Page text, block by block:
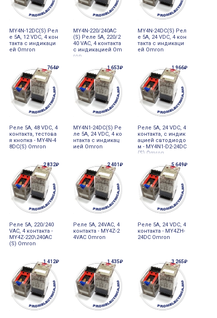
MY4N-12DC(S) Рел
е 5А, 12 VDC, 4 кон
такта с индикаци
ей Omron
MY4N-220/240AC
(S) Реле 5А, 220/2
40 VАС, 4 контакта
с индикацией Om
ron
MY4N-24DC(S) Рел
е 5А, 24 VDC, 4 кон
такта с индикаци
ей Omron
764₽
Реле 5А, 48 VDC, 4
контакта, тестова
я кнопка - MY4N-4
8DC(S) Omron
1 653₽
MY4N1-24DC(S) Ре
ле 5А, 24 VDC, 4 ко
нтакта с индикац
ией Omron
1 966₽
Реле 5А, 24 VDC, 4
контакта, с индик
ацией свтодиодо
м - MY4N1-D2-24DC
(S) Omron
2 832₽
Реле 5А, 220/240
VAC, 4 контакта -
MY4Z-220\240AC
(S) Omron
2 401₽
Реле 5А, 24VAC, 4
контакта - MY4Z-2
4VAC Omron
5 649₽
Реле 5А, 24 VDC, 4
контакта - MY4ZH-
24DC Omron
1 412₽ 1 435₽ 3 265₽